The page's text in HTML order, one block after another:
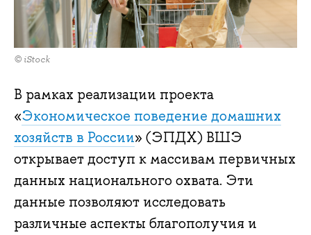
© iStock
В рамках реализации проекта
«Экономическое поведение домашних
хозяйств в России» (ЭПДХ) ВШЭ
открывает доступ к массивам первичных
данных национального охвата. Эти
данные позволяют исследовать
различные аспекты благополучия и